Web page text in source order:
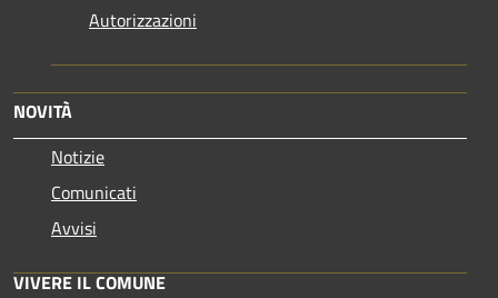
Autorizzazioni
NOVITÀ
Notizie
Comunicati
Avvisi
VIVERE IL COMUNE